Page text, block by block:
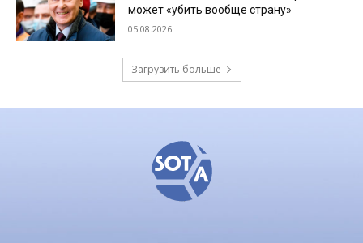
может «убить вообще страну»
05.08.2026
Загрузить больше